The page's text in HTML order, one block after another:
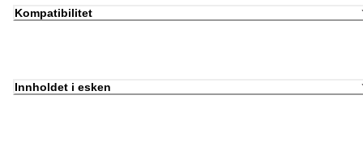
Kompatibilitet
Innholdet i esken